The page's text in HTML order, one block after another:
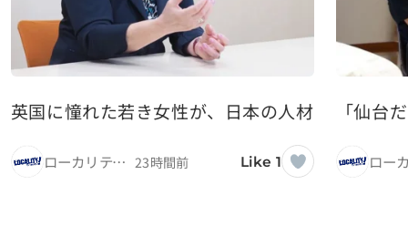
英国に憧れた若き女性が、日本の人材紹介の可
ローカリティ！ 23時間前 Like 1
「仙台